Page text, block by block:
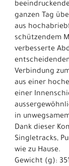
ganzen Tag
aus
schützendem
verbesserte
Verbindung
aus einer
einer
in
Dank dieser
Singletracks,
wie zu Hause.
Gewicht (g):